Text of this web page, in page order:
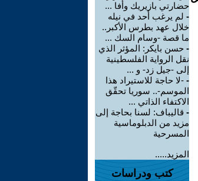
حضارتي بازيريك وأفا ...
- لم يرغب أحد في نيله
خلال عهد بطرس الأكبر..
ما قصة -وسام السك ...
- حسن بايكر: المؤثر الذي
نقل الرواية الفلسطينية
إلى -جيل زد- و ...
- -لا حاجة للاستيراد هذا
الموسم-.. سوريا تحقّق
الاكتفاء الذاتي ...
- قاليباف: لسنا بحاجة إلى
مزيد من الدبلوماسية
المسرحية
المزيد.....
كتب ودراسات